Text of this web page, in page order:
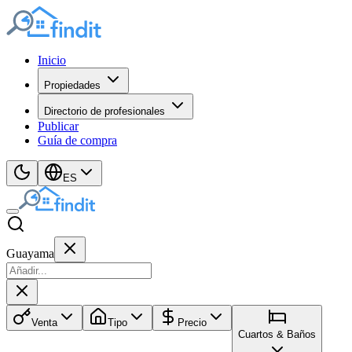
Inicio
Propiedades
Directorio de profesionales
Publicar
Guía de compra
ES
Guayama
Venta Tipo
Precio
Cuartos & Baños